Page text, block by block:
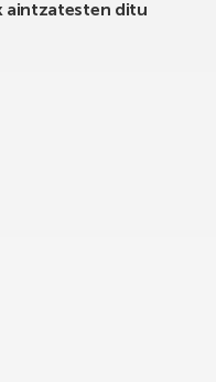
aintzatesten ditu